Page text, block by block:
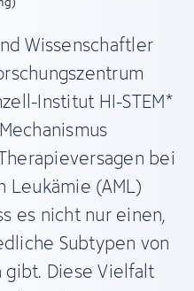
Wissenschaftler
Institut HI-STEM*
bei
Leukämie (AML)
es nicht nur einen,
Subtypen von
Diese Vielfalt